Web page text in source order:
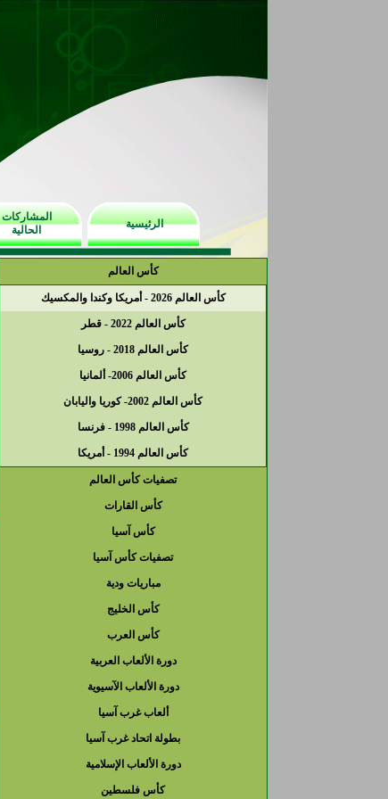
الرئيسية
المشاركات
الحالية
كأس العالم
كأس العالم 2026 - أمريكا وكندا والمكسيك
كأس العالم 2022 - قطر
كأس العالم 2018 - روسيا
كأس العالم 2006- ألمانيا
كأس العالم 2002- كوريا واليابان
كأس العالم 1998 - فرنسا
كأس العالم 1994 - أمريكا
تصفيات كأس العالم
كأس القارات
كأس آسيا
تصفيات كأس آسيا
مباريات ودية
كأس الخليج
كأس العرب
دورة الألعاب العربية
دورة الألعاب الآسيوية
ألعاب غرب آسيا
بطولة اتحاد غرب آسيا
دورة الألعاب الإسلامية
كأس فلسطين